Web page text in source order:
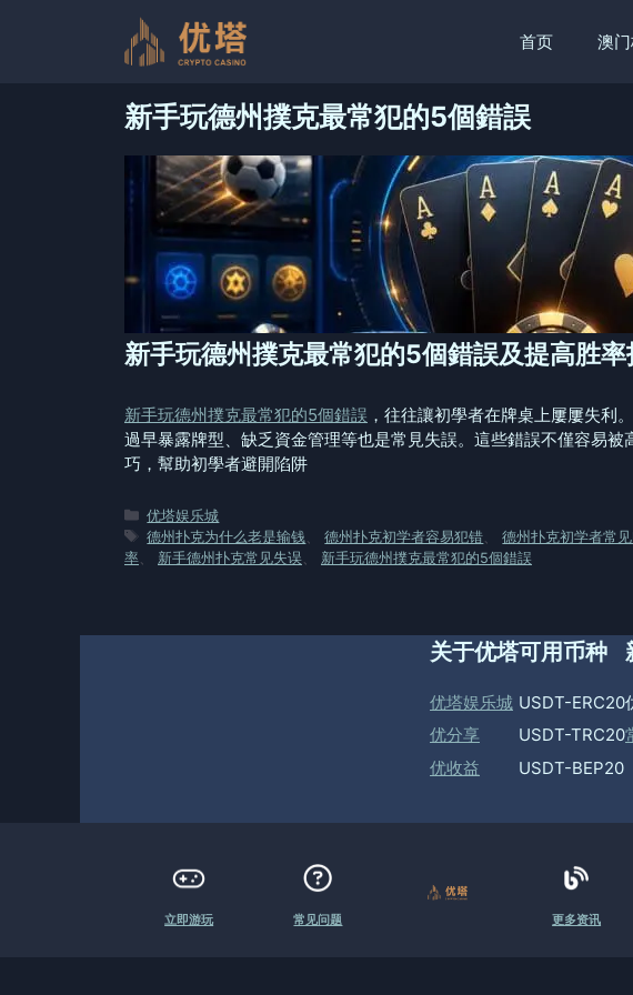
首页 澳
新手玩德州撲克最常犯的5個錯誤
新手玩德州撲克最常犯的5個錯誤及提高胜
新手玩德州撲克最常犯的5個錯誤 ，往往讓初學者在牌桌上屢屢失利
過早暴露牌型、缺乏資金管理等也是常見失誤。這些錯誤不僅容易
巧，幫助初學者避開陷阱
分
类
优塔娱乐城
标
签
德州扑克为什么老是输钱 、德州扑克初学者容易犯错 、德州扑克初学者常
率
新手德州扑克常见失误 新手玩德州撲克最常犯的5個錯誤
关于优塔
优塔娱乐城
优分享
优收益
可用币种
USDT-ERC20
USDT-TRC20
USDT-BEP20
立即游玩 常见问题 更多资讯